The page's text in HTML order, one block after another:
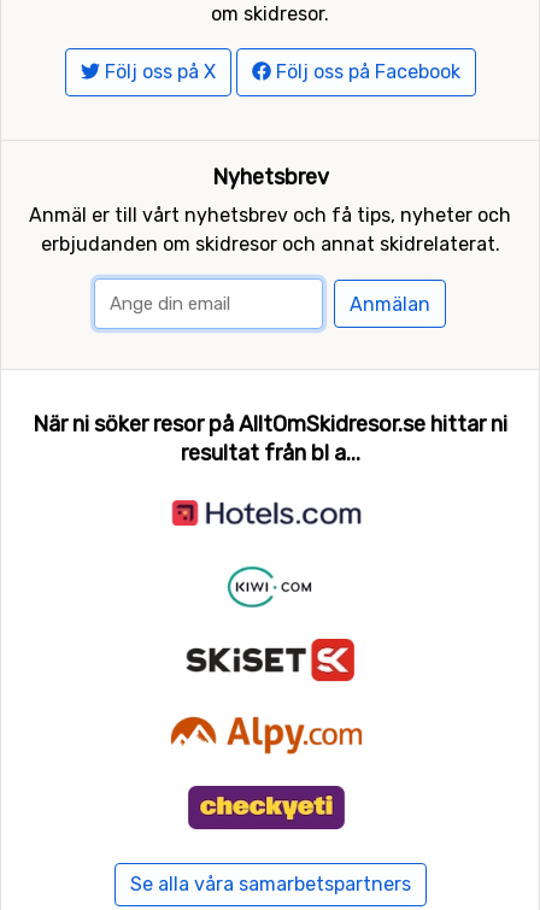
om skidresor.
Följ oss på X Följ oss på Facebook
Nyhetsbrev
Anmäl er till vårt nyhetsbrev och få tips, nyheter och
erbjudanden om skidresor och annat skidrelaterat.
Anmälan
När ni söker resor på AlltOmSkidresor.se hittar ni
resultat från bl a...
Se alla våra samarbetspartners